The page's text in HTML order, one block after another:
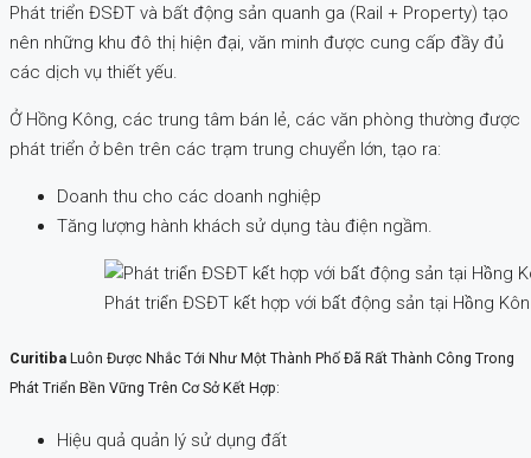
Phát triển ĐSĐT và bất động sản quanh ga (Rail + Property) tạo
nên những khu đô thị hiện đại, văn minh được cung cấp đầy đủ
các dịch vụ thiết yếu.
Ở Hồng Kông, các trung tâm bán lẻ, các văn phòng thường được
phát triển ở bên trên các trạm trung chuyển lớn, tạo ra:
Doanh thu cho các doanh nghiệp
Tăng lượng hành khách sử dụng tàu điện ngầm.
Phát triển ĐSĐT kết hợp với bất động sản tại Hồng
Curitiba Luôn Được Nhắc Tới Như Một Thành Phố Đã Rất Thành Công Trong
Phát Triển Bền Vững Trên Cơ Sở Kết Hợp:
Hiệu quả quản lý sử dụng đất